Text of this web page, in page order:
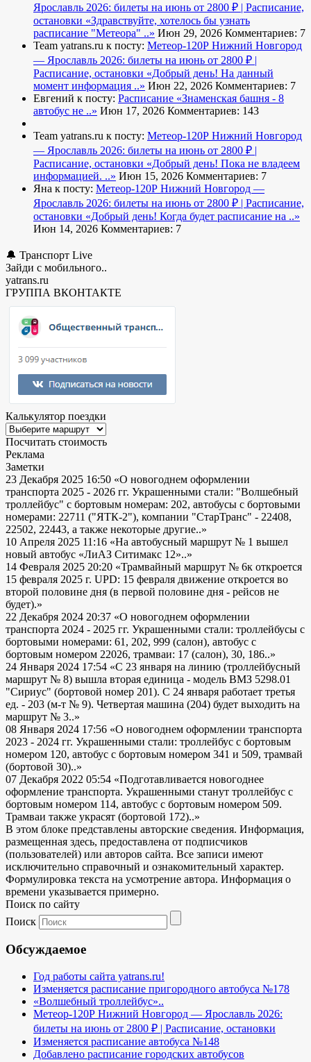
Ярославль 2026: билеты на июнь от 2800 ₽ | Расписание,
остановки «Здравствуйте, хотелось бы узнать
расписание "Метеора" ..» Июн 29, 2026 Комментариев: 7
Team yatrans.ru к посту: Метеор-120Р Нижний Новгород
— Ярославль 2026: билеты на июнь от 2800 ₽ |
Расписание, остановки «Добрый день! На данный
момент информация ..» Июн 22, 2026 Комментариев: 7
Евгений к посту: Расписание «Знаменская башня - 8
автобус не ..» Июн 17, 2026 Комментариев: 143
Team yatrans.ru к посту: Метеор-120Р Нижний Новгород
— Ярославль 2026: билеты на июнь от 2800 ₽ |
Расписание, остановки «Добрый день! Пока не владеем
информацией. ..» Июн 15, 2026 Комментариев: 7
Яна к посту: Метеор-120Р Нижний Новгород —
Ярославль 2026: билеты на июнь от 2800 ₽ | Расписание,
остановки «Добрый день! Когда будет расписание на ..»
Июн 14, 2026 Комментариев: 7
🔔 Транспорт Live
Зайди с мобильного..
yatrans.ru
ГРУППА ВКОНТАКТЕ
Калькулятор поездки
Посчитать стоимость
Реклама
Заметки
23 Декабря 2025 16:50 «О новогоднем оформлении
транспорта 2025 - 2026 гг. Украшенными стали: "Волшебный
троллейбус" с бортовым номерам: 202, автобусы с бортовыми
номерами: 22711 ("ЯТК-2"), компании "СтарТранс" - 22408,
22502, 22443, а также некоторые другие..»
10 Апреля 2025 11:16 «На автобусный маршрут № 1 вышел
новый автобус «ЛиАЗ Ситимакс 12»..»
14 Февраля 2025 20:20 «Трамвайный маршрут № 6к откроется
15 февраля 2025 г. UPD: 15 февраля движение откроется во
второй половине дня (в первой половине дня - рейсов не
будет).»
22 Декабря 2024 20:37 «О новогоднем оформлении
транспорта 2024 - 2025 гг. Украшенными стали: троллейбусы с
бортовыми номерами: 61, 202, 999 (салон), автобус с
бортовым номером 22026, трамваи: 17 (салон), 30, 186..»
24 Января 2024 17:54 «С 23 января на линию (троллейбусный
маршрут № 8) вышла вторая единица - модель ВМЗ 5298.01
"Сириус" (бортовой номер 201). С 24 января работает третья
ед. - 203 (м-т № 9). Четвертая машина (204) будет выходить на
маршрут № 3..»
08 Января 2024 17:56 «О новогоднем оформлении транспорта
2023 - 2024 гг. Украшенными стали: троллейбус с бортовым
номером 120, автобус с бортовым номером 341 и 509, трамвай
(бортовой 30)..»
07 Декабря 2022 05:54 «Подготавливается новогоднее
оформление транспорта. Украшенными станут троллейбус с
бортовым номером 114, автобус с бортовым номером 509.
Трамваи также украсят (бортовой 172)..»
В этом блоке представлены авторские сведения. Информация,
размещенная здесь, предоставлена от подписчиков
(пользователей) или авторов сайта. Все записи имеют
исключительно справочный и ознакомительный характер.
Формулировка текста на усмотрение автора. Информация о
времени указывается примерно.
Поиск по сайту
Поиск
Обсуждаемое
Год работы сайта yatrans.ru!
Изменяется расписание пригородного автобуса №178
«Волшебный троллейбус»..
Метеор-120Р Нижний Новгород — Ярославль 2026:
билеты на июнь от 2800 ₽ | Расписание, остановки
Изменяется расписание автобуса №148
Добавлено расписание городских автобусов